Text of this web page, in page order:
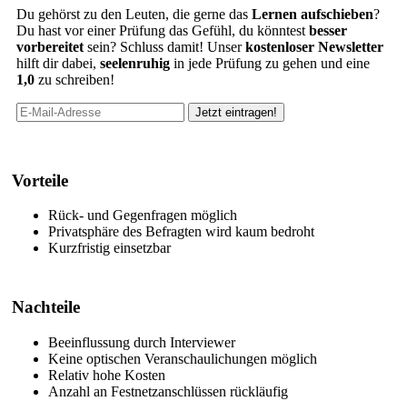
Du gehörst zu den Leuten, die gerne das Lernen aufschieben?
Du hast vor einer Prüfung das Gefühl, du könntest besser
vorbereitet sein? Schluss damit! Unserkostenloser Newsletter
hilft dir dabei, seelenruhig in jede Prüfung zu gehen und eine
1,0 zu schreiben!
Vorteile
Rück- und Gegenfragen möglich
Privatsphäre des Befragten wird kaum bedroht
Kurzfristig einsetzbar
Nachteile
Beeinflussung durch Interviewer
Keine optischen Veranschaulichungen möglich
Relativ hohe Kosten
Anzahl an Festnetzanschlüssen rückläufig